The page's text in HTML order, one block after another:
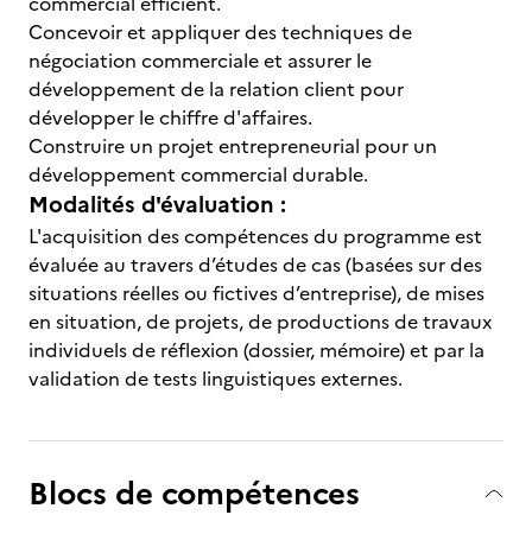
Concevoir et appliquer des techniques de
négociation commerciale et assurer le
développement de la relation client pour
développer le chiffre d'affaires.
Construire un projet entrepreneurial pour un
développement commercial durable.
Modalités d'évaluation :
L'acquisition des compétences du programme est
évaluée au travers d’études de cas (basées sur des
situations réelles ou fictives d’entreprise), de mises
en situation, de projets, de productions de travaux
individuels de réflexion (dossier, mémoire) et par la
validation de tests linguistiques externes.
Blocs de compétences